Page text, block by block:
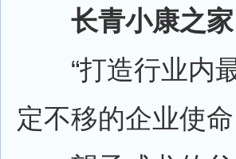
长青小康之家
“打造行业内最
定不移的企业使命